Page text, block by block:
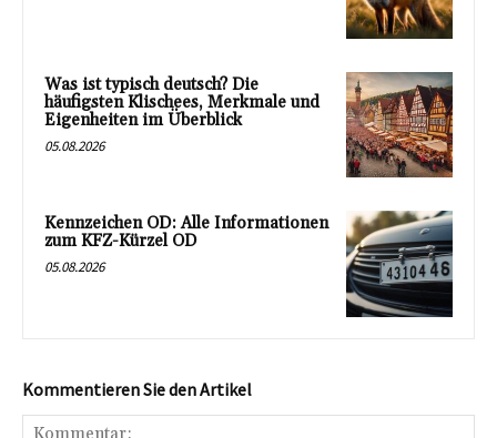
Was ist typisch deutsch? Die
häufigsten Klischees, Merkmale und
Eigenheiten im Überblick
05.08.2026
Kennzeichen OD: Alle Informationen
zum KFZ-Kürzel OD
05.08.2026
Kommentieren Sie den Artikel